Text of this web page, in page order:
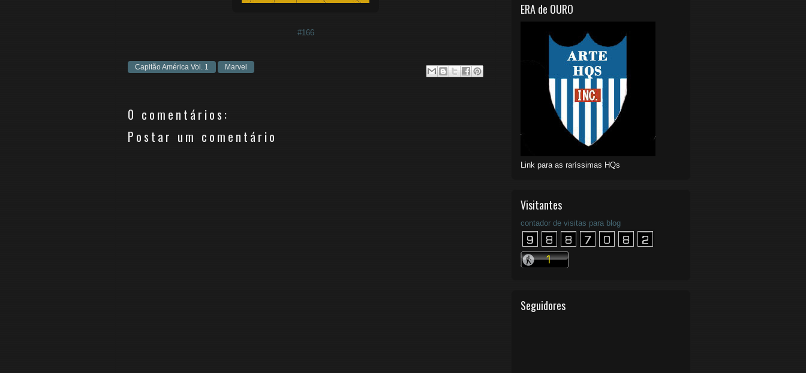
#166
Capitão América Vol. 1 Marvel
0 comentários:
Postar um comentário
ERA de OURO
Link para as raríssimas HQs
Visitantes
contador de visitas para blog
Seguidores